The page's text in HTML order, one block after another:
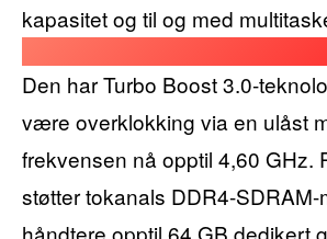
kapasitet og til og med
Den har Turbo Boost 3.0-
være overklokking via en ulåst
frekvensen nå opptil 4,60 GHz.
støtter tokanals DDR4-
håndtere opptil 64 GB dedikert